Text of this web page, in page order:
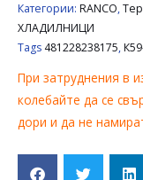
Категории: RANCO,
ХЛАДИЛНИЦИ
Tags481228238175,
При затруднения в
колебайте да се
дори и да не